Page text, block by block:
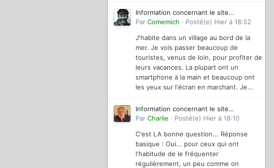
Information concernant le site
magazinevideo
Par Comemich · Posté(e) Hier à 18:52
J'habite dans un village au bord de la
mer. Je vois passer beaucoup de
touristes, venus de loin, pour profiter de
leurs vacances. La plupart ont un
smartphone à la main et beaucoup ont
les yeux sur l'écran en marchant. Je...
Information concernant le site
magazinevideo
Par Charlie · Posté(e) Hier à 18:10
C'est LA bonne question... Réponse
basique : Oui... pour ceux qui ont
l'habitude de le fréquenter
régulièrement, un peu comme on